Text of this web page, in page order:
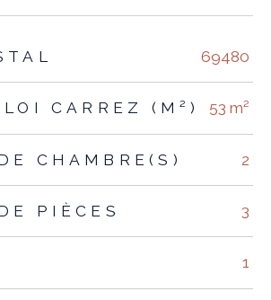
TRAD_ZEPHYR_Valeurs
69480
CARREZ (M²) 53 m²
CHAMBRE(S) 2
PIÈCES 3
1